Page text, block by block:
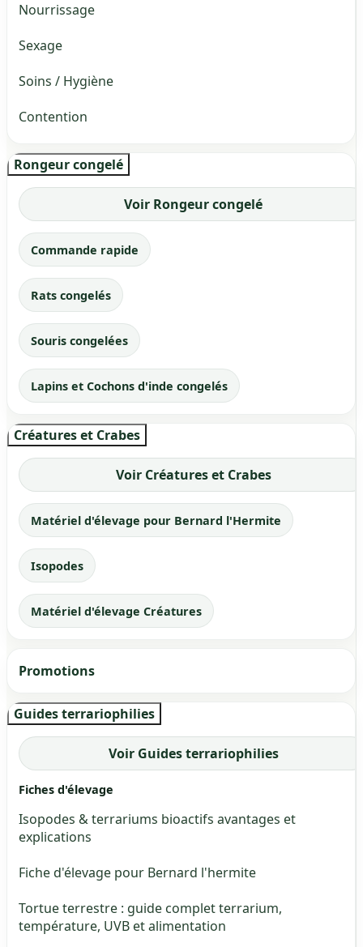
Nourrissage
Sexage
Soins / Hygiène
Contention
Rongeur congelé
Voir Rongeur congelé
Commande rapide
Rats congelés
Souris congelées
Lapins et Cochons d'inde congelés
Créatures et Crabes
Voir Créatures et Crabes
Matériel d'élevage pour Bernard l'Hermite
Isopodes
Matériel d'élevage Créatures
Promotions
Guides terrariophilies
Voir Guides terrariophilies
Fiches d'élevage
Isopodes & terrariums bioactifs avantages et
explications
Fiche d'élevage pour Bernard l'hermite
Tortue terrestre : guide complet terrarium,
température, UVB et alimentation